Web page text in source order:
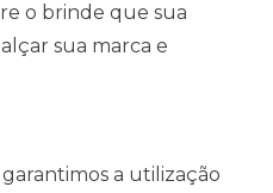
o brinde que sua
sua marca e
garantimos a utilização